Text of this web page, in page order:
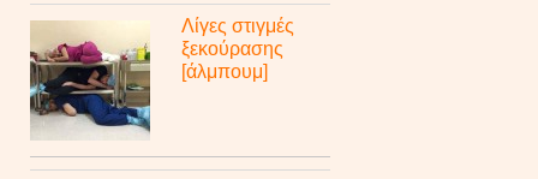
Λίγες στιγμές
ξεκούρασης
[άλμπουμ]